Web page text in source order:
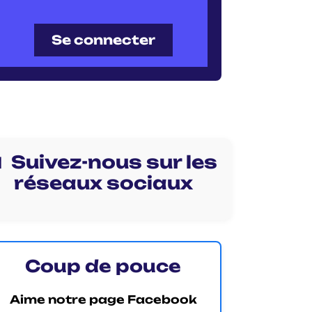
Se connecter
Suivez-nous sur les
réseaux sociaux
Coup de pouce
Aime notre page Facebook